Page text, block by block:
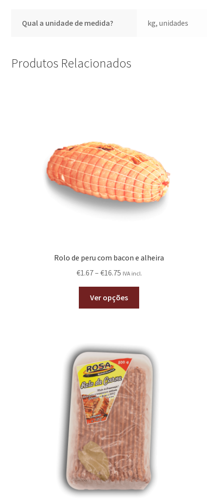
Qual a unidade de medida? kg, unidades
Produtos Relacionados
Rolo de peru com bacon e alheira
€1.67– €16.75 IVA incl.
Ver opções